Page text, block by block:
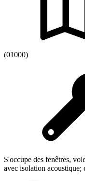
(01000)
S'occupe des fenêtres,
avec isolation acoustique;